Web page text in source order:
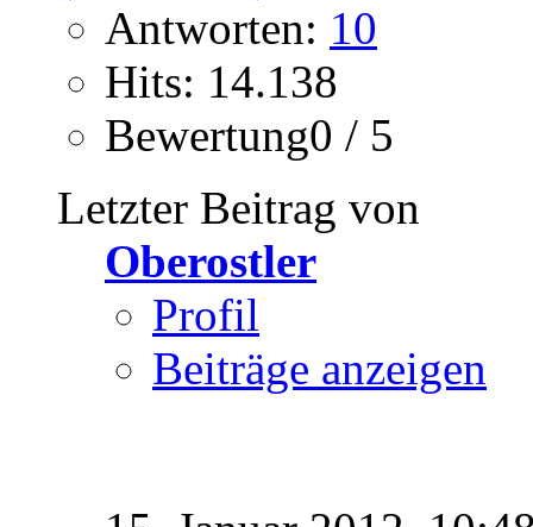
Antworten: 10
Hits: 14.138
Bewertung0 / 5
Letzter Beitrag von
Oberostler
Profil
Beiträge anzeigen